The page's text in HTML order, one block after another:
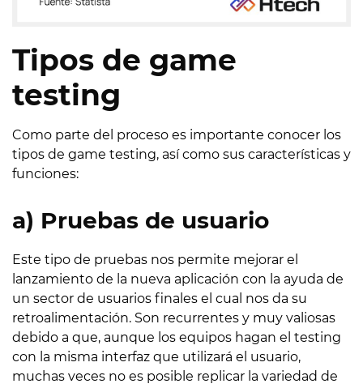
Tipos de game
testing
Como parte del proceso es importante conocer los
tipos de game testing, así como sus características y
funciones:
a) Pruebas de usuario
Este tipo de pruebas nos permite mejorar el
lanzamiento de la nueva aplicación con la ayuda de
un sector de usuarios finales el cual nos da su
retroalimentación. Son recurrentes y muy valiosas
debido a que, aunque los equipos hagan el testing
con la misma interfaz que utilizará el usuario,
muchas veces no es posible replicar la variedad de